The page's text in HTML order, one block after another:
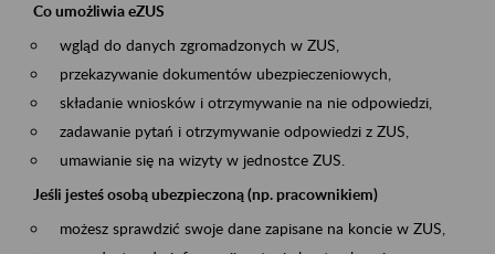
Co umożliwia eZUS
wgląd do danych zgromadzonych w ZUS,
przekazywanie dokumentów ubezpieczeniowych,
składanie wniosków i otrzymywanie na nie odpowiedzi,
zadawanie pytań i otrzymywanie odpowiedzi z ZUS,
umawianie się na wizyty w jednostce ZUS.
Jeśli jesteś osobą ubezpieczoną (np. pracownikiem)
możesz sprawdzić swoje dane zapisane na koncie w ZUS,